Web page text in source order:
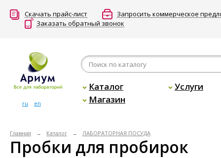
Скачать прайс-лист
Запросить коммерческое
Заказать обратный звонок
ru en
Каталог
Услуги
Магазин
Главная Каталог ЛАБОРАТОРНАЯ ПОСУДА
Пробки для пробирок